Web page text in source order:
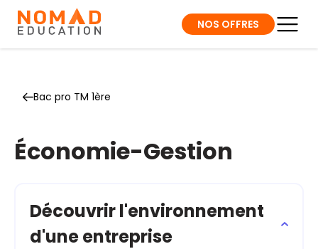
NOS OFFRES
Bac pro TM 1ère
Économie-Gestion
Découvrir l'environnement
d'une entreprise